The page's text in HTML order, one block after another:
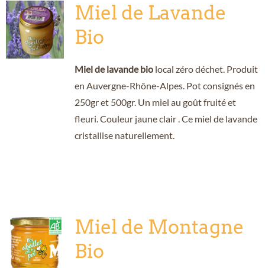
Miel de Lavande
Bio
Miel de lavande biolocal zéro déchet. Produit
en Auvergne-Rhône-Alpes. Pot consignés en
250gr et 500gr. Un miel au goût fruité et
fleuri. Couleur jaune clair . Ce miel de lavande
cristallise naturellement.
Miel de Montagne
Bio